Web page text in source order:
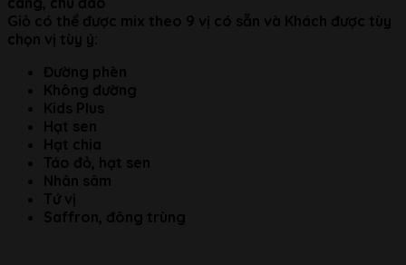
Giỏ có thể được mix theo 9 vị có sẵn và Khách được tùy
chọn vị tùy ý:
Đường phèn
Không đường
Kids Plus
Hạt sen
Hạt chia
Táo đỏ, hạt sen
Nhân sâm
Tứ vị
Saffron, đông trùng